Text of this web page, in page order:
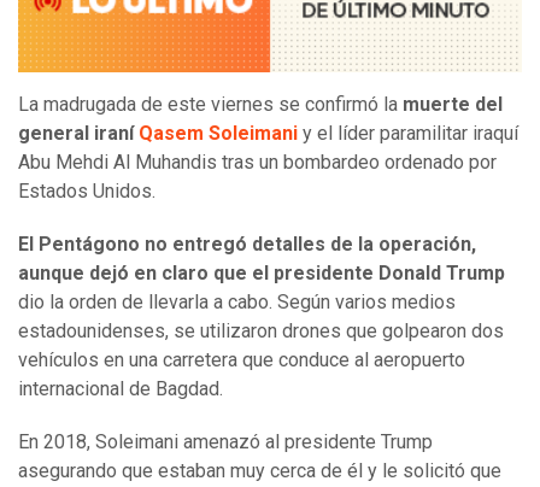
La madrugada de este viernes se confirmó la muerte del
general iraní Qasem Soleimani y el líder paramilitar iraquí
Abu Mehdi Al Muhandis tras un bombardeo ordenado por
Estados Unidos.
El Pentágono no entregó detalles de la operación,
aunque dejó en claro que el presidente Donald Trump
dio la orden de llevarla a cabo. Según varios medios
estadounidenses, se utilizaron drones que golpearon dos
vehículos en una carretera que conduce al aeropuerto
internacional de Bagdad.
En 2018, Soleimani amenazó al presidente Trump
asegurando que estaban muy cerca de él y le solicitó que